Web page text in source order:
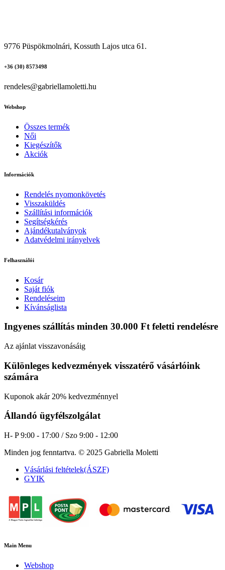
9776 Püspökmolnári, Kossuth Lajos utca 61.
+36 (30) 8573498
rendeles@gabriellamoletti.hu
Webshop
Összes termék
Női
Kiegészítők
Akciók
Információk
Rendelés nyomonkövetés
Visszaküldés
Szállítási információk
Segítségkérés
Ajándékutalványok
Adatvédelmi irányelvek
Felhasználói
Kosár
Saját fiók
Rendeléseim
Kívánságlista
Ingyenes szállítás minden 30.000 Ft feletti rendelésre
Az ajánlat visszavonásáig
Különleges kedvezmények visszatérő vásárlóink
számára
Kuponok akár 20% kedvezménnyel
Állandó ügyfélszolgálat
H- P 9:00 - 17:00 / Szo 9:00 - 12:00
Minden jog fenntartva. © 2025 Gabriella Moletti
Vásárlási feltételek(ÁSZF)
GYIK
Main Menu
Webshop